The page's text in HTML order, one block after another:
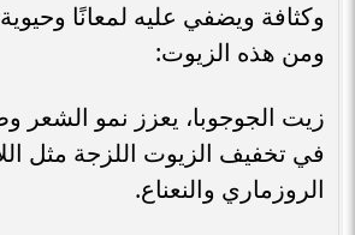
وكثافة ويضفي عليه لمعانًا وحيوية
ومن هذه الزيوت:
زيت الجوجوبا، يعزز نمو الشعر
في تخفيف الزيوت اللزجة مثل
الروزماري والنعناع.